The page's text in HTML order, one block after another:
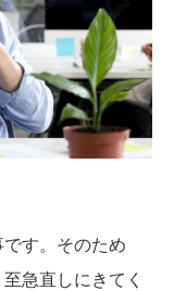
す。そのため
急直しにきてく